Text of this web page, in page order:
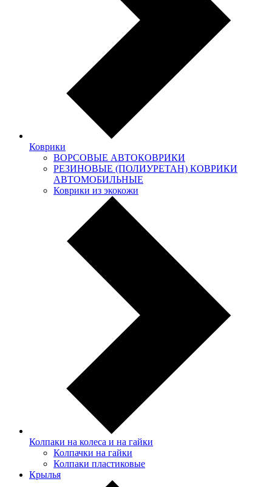
Коврики
ВОРСОВЫЕ АВТОКОВРИКИ
РЕЗИНОВЫЕ (ПОЛИУРЕТАН) КОВРИКИ
АВТОМОБИЛЬНЫЕ
Коврики из экокожи
Колпаки на колеса и на гайки
Колпачки на гайки
Колпаки пластиковые
Крылья